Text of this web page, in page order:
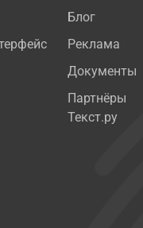
Блог
Реклама
Документы
Партнёры
Текст.ру